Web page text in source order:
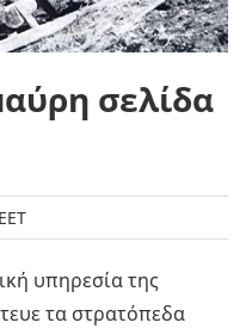
σελίδα
υπηρεσία της
τα στρατόπεδα